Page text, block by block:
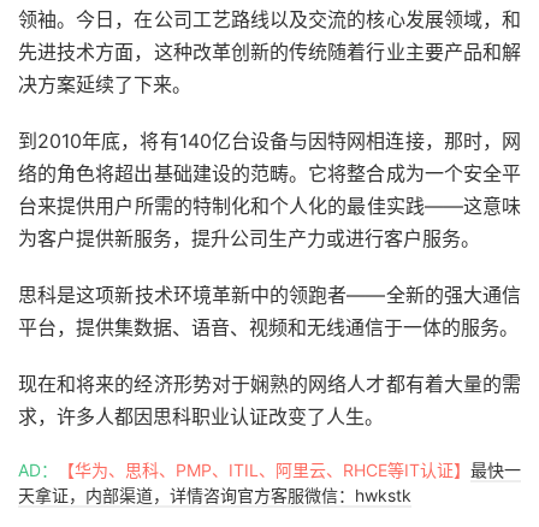
领袖。今日，在公司工艺路线以及交流的核心发展领域，和
先进技术方面，这种改革创新的传统随着行业主要产品和解
决方案延续了下来。
到2010年底，将有140亿台设备与因特网相连接，那时，网
络的角色将超出基础建设的范畴。它将整合成为一个安全平
台来提供用户所需的特制化和个人化的最佳实践——这意味
为客户提供新服务，提升公司生产力或进行客户服务。
思科是这项新技术环境革新中的领跑者——全新的强大通信
平台，提供集数据、语音、视频和无线通信于一体的服务。
现在和将来的经济形势对于娴熟的网络人才都有着大量的需
求，许多人都因思科职业认证改变了人生。
AD： 【华为、思科、PMP、ITIL、阿里云、RHCE等IT认证】 最快一
天拿证，内部渠道，详情咨询官方客服微信：hwkstk